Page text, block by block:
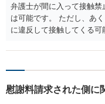
弁護士が間に入って接触禁
は可能です。 ただし、あ
に違反して接触してくる
らせ行為がエスカレート
慰謝料請求された側に